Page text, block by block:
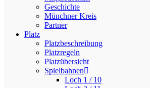
Geschichte
Münchner Kreis
Partner
Platz
Platzbeschreibung
Platzregeln
Platzübersicht
Spielbahnen
Loch 1 / 10